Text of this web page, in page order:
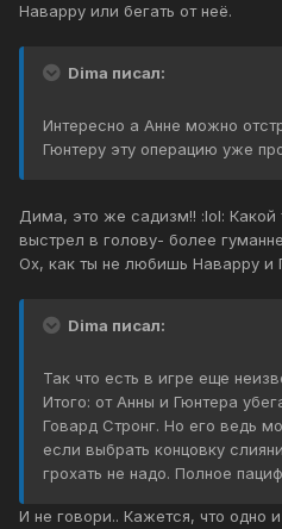
Наварру или бегать от неё.
Dima писал:
Интересно а Анне можно
Гюнтеру эту операцию уже
Дима, это же садизм!! :lol: Какой
выстрел в голову- более
Ох, как ты не любишь Наварру и
Dima писал:
Так что есть в игре еще
Итого: от Анны и Гюнтера
Говард Стронг. Но его ведь
если выбрать концовку
грохать не надо. Полное
И не говори.. Кажется, что одно